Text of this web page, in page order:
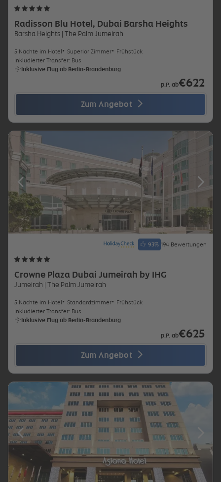
Radisson Blu Hotel, Dubai Barsha Heights
Barsha Heights | The Palm Jumeirah
5 Nächte im Hotel Superior Zimmer
Frühstück
Inkludierter Transfer: Bus
Inklusive Flug ab Berlin-Brandenburg
p.P. ab€622
Zum Angebot
Crowne Plaza Dubai Jumeirah by IHG
Jumeirah | The Palm Jumeirah
93% 194 Bewertungen
5 Nächte im Hotel Standardzimmer
Frühstück
Inkludierter Transfer: Bus
Inklusive Flug ab Berlin-Brandenburg
p.P. ab€625
Zum Angebot